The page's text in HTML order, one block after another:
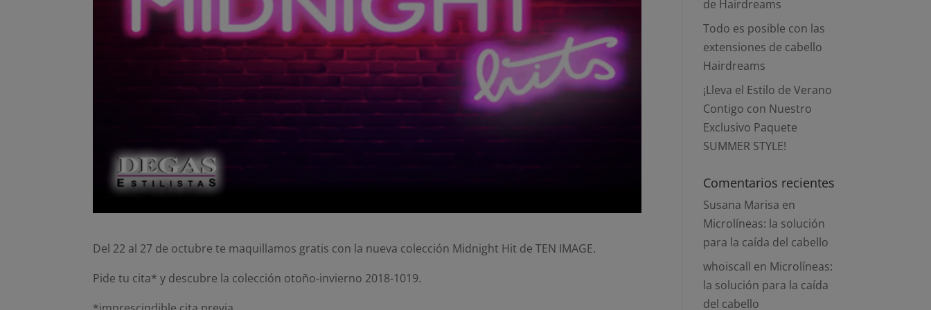
Del 22 al 27 de octubre te maquillamos gratis con la nueva colección Midnight Hit de TEN IMAGE.
Pide tu cita* y descubre la colección otoño-invierno 2018-1019.
de Hairdreams
Todo es posible con las
extensiones de cabello
Hairdreams
¡Lleva el Estilo de Verano
Contigo con Nuestro
Exclusivo Paquete
SUMMER STYLE!
Comentarios recientes
Susana Marisa en
Microlíneas: la solución
para la caída del cabello
whoiscall en Microlíneas:
la solución para la caída
del cabello